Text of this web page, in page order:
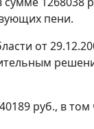
пени.
от
руб., в том